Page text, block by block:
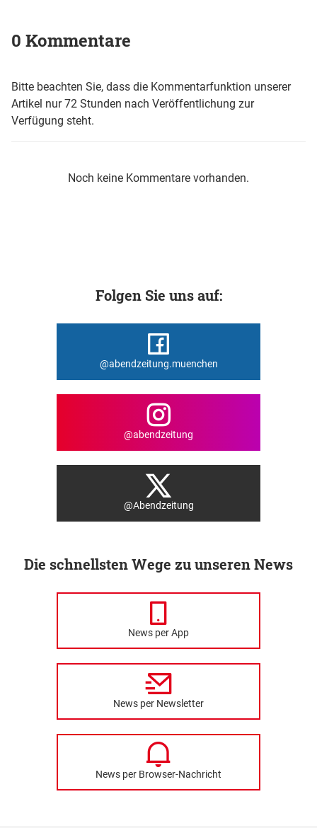
0 Kommentare
Bitte beachten Sie, dass die Kommentarfunktion unserer
Artikel nur 72 Stunden nach Veröffentlichung zur
Verfügung steht.
Noch keine Kommentare vorhanden.
Folgen Sie uns auf:
@abendzeitung.muenchen
@abendzeitung
@Abendzeitung
Die schnellsten Wege zu unseren News
News per App
News per Newsletter
News per Browser-Nachricht